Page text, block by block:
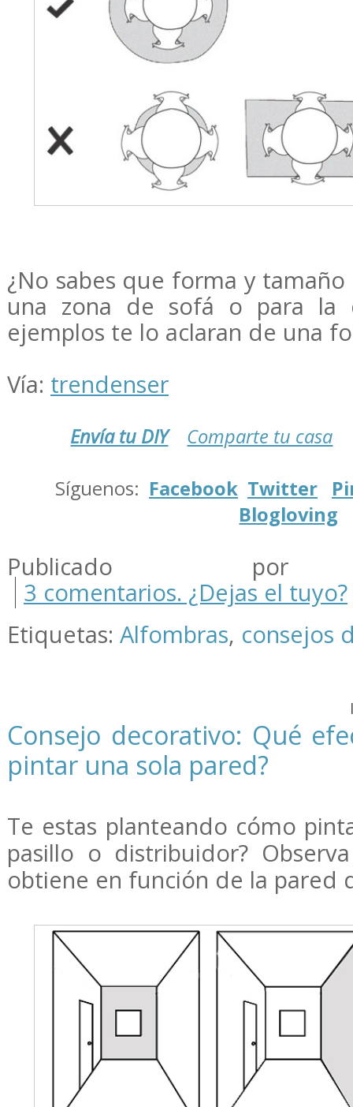
¿No sabes que forma y
una zona de sofá o para la
ejemplos te lo aclaran de una
Vía: trendenser
Envía tu DIY Comparte tu casa
Síguenos: Facebook Twitter
Blogloving
Publicado por
3 comentarios. ¿Dejas el tuyo?
Etiquetas: Alfombras, consejos
Consejo decorativo: Qué
pintar una sola pared?
Te estas planteando cómo
pasillo o distribuidor?
obtiene en función de la pared